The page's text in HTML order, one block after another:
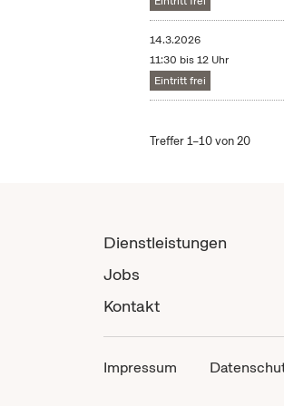
14.3.2026
11:30 bis 12 Uhr
Eintritt frei
Treffer 1–10 von 20
Dienstleistungen
Jobs
Kontakt
Impressum